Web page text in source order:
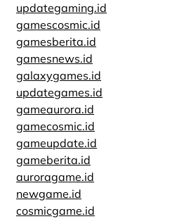
updategaming.id
gamescosmic.id
gamesberita.id
gamesnews.id
galaxygames.id
updategames.id
gameaurora.id
gamecosmic.id
gameupdate.id
gameberita.id
auroragame.id
newgame.id
cosmicgame.id